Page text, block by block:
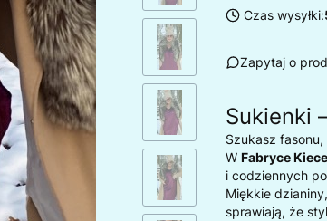
Czas wysyłki:
Zapytaj o
Sukienki
Szukasz
W Fabryce
i codziennych
Miękkie
sprawiają, że